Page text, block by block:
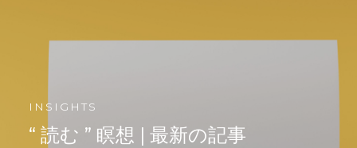
INSIGHTS
“ 読む ” 瞑想 | 最新の記事